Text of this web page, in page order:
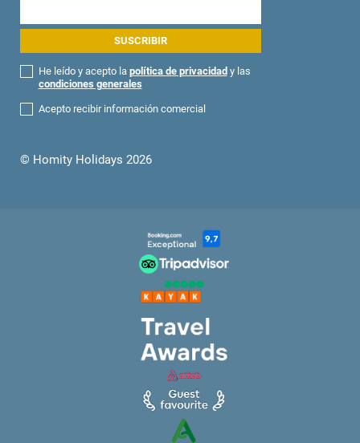
He leído y acepto la política de privacidad y las
condiciones generales
Acepto recibir información comercial
© Homity Holidays 2026